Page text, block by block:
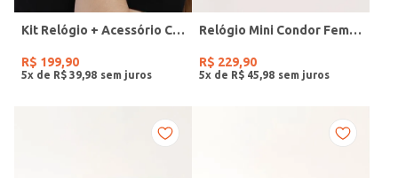
Kit Relógio + Acessório Condor Feminino PRATA
R$ 199,90
5x de R$ 39 98
Relógio Mini Condor Feminino DOURADO
R$ 229,90
5x de R$ 45 98